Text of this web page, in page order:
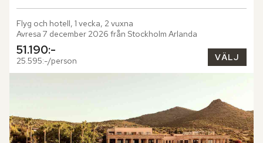
Flyg och hotell, 1 vecka, 2 vuxna
Avresa 7 december 2026 från Stockholm Arlanda
51.190:-
25.595:-/person VÄLJ